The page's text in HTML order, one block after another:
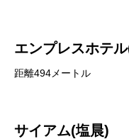
エンプレスホテ
距離494メートル
サイアム(塩晨)